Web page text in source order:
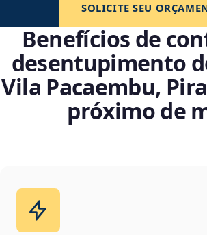
SOLICITE SEU
Benefícios de
desentupimento
Vila Pacaembu,
próximo de